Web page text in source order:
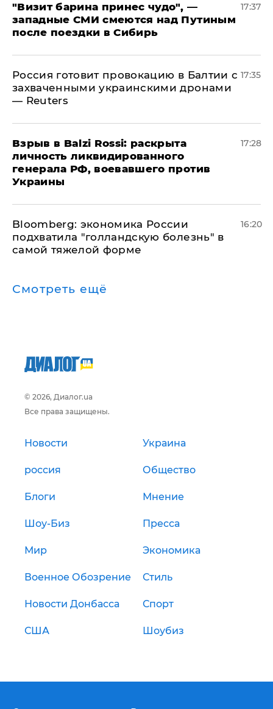
"Визит барина принес чудо", —
западные СМИ смеются над Путиным
после поездки в Сибирь
17:37
​Россия готовит провокацию в Балтии с
захваченными украинскими дронами
— Reuters
17:35
​Взрыв в Balzi Rossi: раскрыта
личность ликвидированного
генерала РФ, воевавшего против
Украины
17:28
Bloomberg: экономика России
подхватила "голландскую болезнь" в
самой тяжелой форме
16:20
Смотреть ещё
© 2026, Диалог.ua
Все права защищены.
Новости Украина
россия Общество
Блоги Мнение
Шоу-Биз Пресса
Мир Экономика
Военное Обозрение Стиль
Новости Донбасса Спорт
США Шоубиз